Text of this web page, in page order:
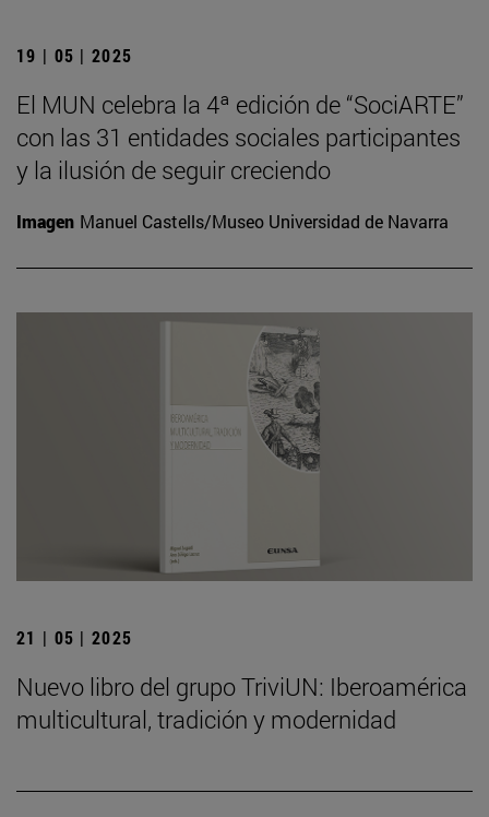
19 | 05 | 2025
El MUN celebra la 4ª edición de “SociARTE”
con las 31 entidades sociales participantes
y la ilusión de seguir creciendo
Imagen Manuel Castells/Museo Universidad de Navarra
21 | 05 | 2025
Nuevo libro del grupo TriviUN: Iberoamérica
multicultural, tradición y modernidad